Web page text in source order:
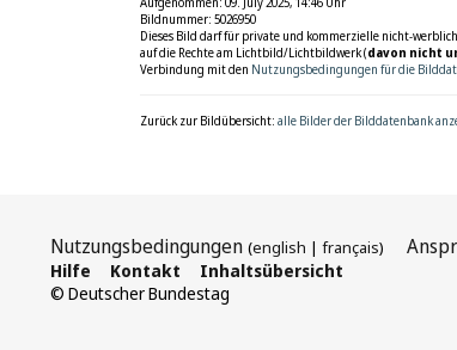
Bildnummer: 5026950
Dieses Bild darf für private und kommerzielle nicht-
auf die Rechte am Lichtbild/Lichtbildwerk (davon nicht
Verbindung mit den Nutzungsbedingungen für die
Zurück zur Bildübersicht: alle Bilder der Bilddatenbank
Nutzungsbedingungen (english | français)
Hilfe Kontakt
Inhaltsübersicht
© Deutscher Bundestag